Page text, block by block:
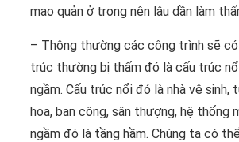
mao quản ở trong nên lâu dần làm
– Thông thường các công trình sẽ
trúc thường bị thấm đó là cấu trúc
ngầm. Cấu trúc nổi đó là nhà vệ sinh,
hoa, ban công, sân thượng, hệ thống
ngầm đó là tầng hầm. Chúng ta có